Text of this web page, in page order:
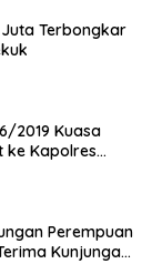
Juta Terbongkar
2019 Kuasa
ke Kapolres
Perempuan
Kunjungan